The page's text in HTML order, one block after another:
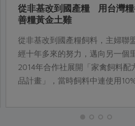
從非基改到國產糧 用台灣糧
善糧黃金土雞
從非基改到國產糧飼料，主婦聯
經十年多來的努力，邁向另一個
2014年合作社展開「家禽飼料配
品計畫」，當時飼料中連使用
第一支95%以上使用國產飼料配